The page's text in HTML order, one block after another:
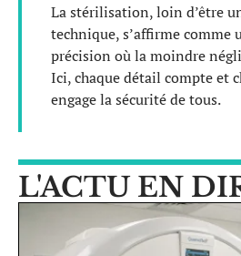
La stérilisation, loin d’être
technique, s’affirme comme
précision où la moindre
Ici, chaque détail compte et
engage la sécurité de tous.
L'ACTU EN